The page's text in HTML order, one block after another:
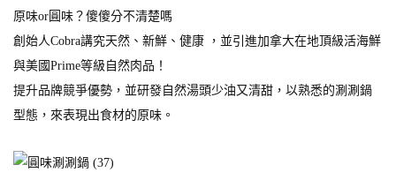
原味or圓味？傻傻分不清楚嗎
創始人Cobra講究天然、新鮮、健康 ，並引進加拿大在地頂級活海鮮
與美國Prime等級自然肉品！
提升品牌競爭優勢，並研發自然湯頭少油又清甜，以熟悉的涮涮鍋
型態，來表現出食材的原味。